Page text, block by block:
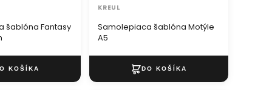
šablóna Fantasy
Samolepiaca šablóna Motýle
A5
KREUL